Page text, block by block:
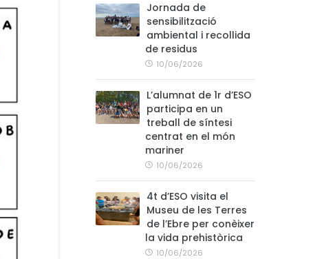
Jornada de
sensibilització
ambiental i recollida
de residus
10/06/2026
L’alumnat de 1r d’ESO
participa en un
treball de síntesi
centrat en el món
mariner
10/06/2026
4t d’ESO visita el
Museu de les Terres
de l’Ebre per conèixer
la vida prehistòrica
10/06/2026